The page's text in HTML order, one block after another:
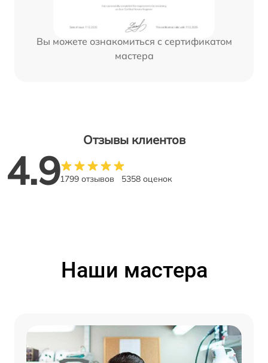
Вы можете ознакомиться с сертификатом
мастера
Отзывы клиентов
4.91799 отзывов 5358 оценок
Наши мастера